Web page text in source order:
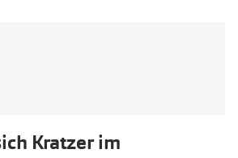
Kratzer im